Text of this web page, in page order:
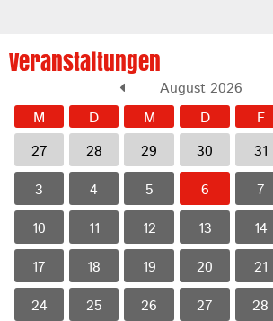
Veranstaltungen
August 2026
M D M D F
27 28 29 30 31
3 4 5 6 7
10 11 12 13 14
17 18 19 20 21
24 25 26 27 28